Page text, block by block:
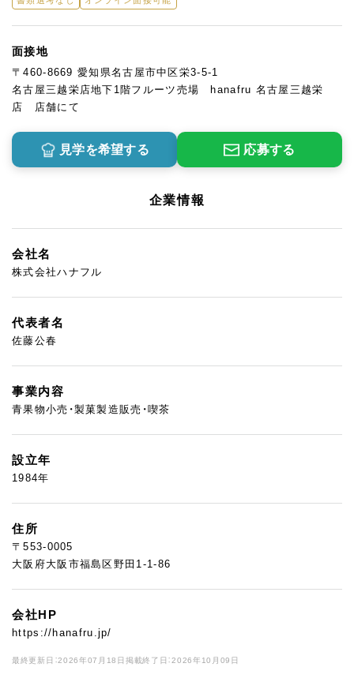
面接地
〒460-8669 愛知県名古屋市中区栄3-5-1
名古屋三越栄店地下1階フルーツ売場 hanafru 名古屋三越栄
店 店舗にて
見学を希望する 応募する
企業情報
会社名
株式会社ハナフル
代表者名
佐藤公春
事業内容
青果物小売・製菓製造販売・喫茶
設立年
1984年
住所
〒553-0005
大阪府大阪市福島区野田1-1-86
会社HP
https://hanafru.jp/
最終更新日：2026年07月18日 掲載終了日：2026年10月09日